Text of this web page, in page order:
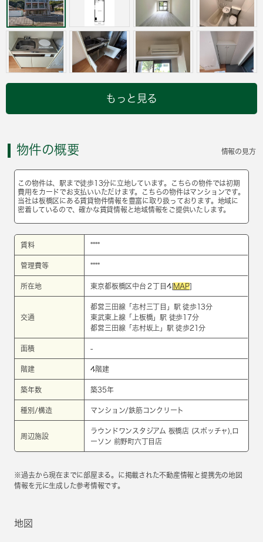
もっと見る
物件の概要 情報の見方
この物件は、駅まで徒歩13分に立地しています。こちらの物件では初期
費用をカードでお支払いいただけます。こちらの物件はマンションです。
当社は板橋区にある賃貸物件情報を豊富に取り扱っております。地域に
密着しているので、確かな賃貸情報と地域情報をご提供いたします。
賃料 ****
管理費等 ****
所在地 東京都板橋区中台２丁目4[ MAP]
交通
都営三田線 「 志村三丁目 」駅 徒歩13分
東武東上線 「 上板橋」駅 徒歩17分
都営三田線 「 志村坂上 」駅 徒歩21分
面積 -
階建 4階建
築年数 築35年
種別/構造 マンション/鉄筋コンクリート
周辺施設
ラウンドワンスタジアム 板橋店 (スポッチャ),ロ
ーソン 前野町六丁目店
※過去から現在までに部屋まる。に掲載された不動産情報と提携先の地図
情報を元に生成した参考情報です。
地図